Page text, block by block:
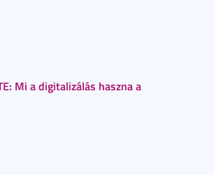
Mi a digitalizálás haszna a